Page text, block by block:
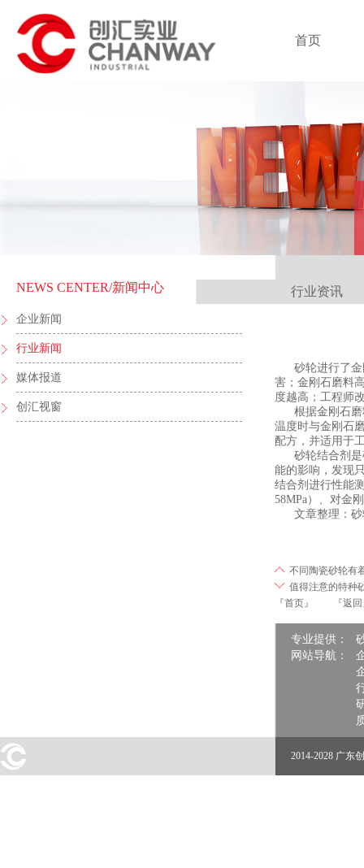
首页
NEWS CENTER/新闻中心
企业新闻
行业新闻
媒体报道
创汇视窗
行业资讯
砂轮进行了金
害；金刚石磨料
度越高；工程师
根据金刚石磨
温度时与金刚石
配方，并适用于
砂轮结合剂是
能的影响，发现
结合剂进行性能
58MPa）、对金
文章整理：砂轮
不同陶瓷砂轮有
值得注意的特种
『首页』
『返
专业提供：
网站导航：
2014-2028 广东